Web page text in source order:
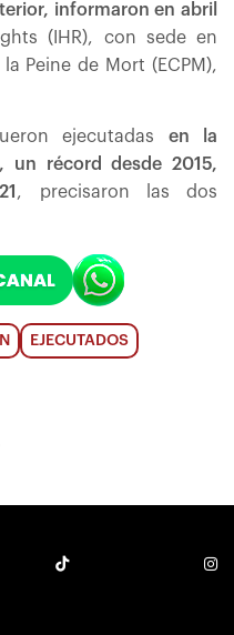
informaron en abril
(IHR), con sede en
Peine de Mort (ECPM),
ejecutadas en la
un récord desde 2015,
, precisaron las dos
EJECUTADOS